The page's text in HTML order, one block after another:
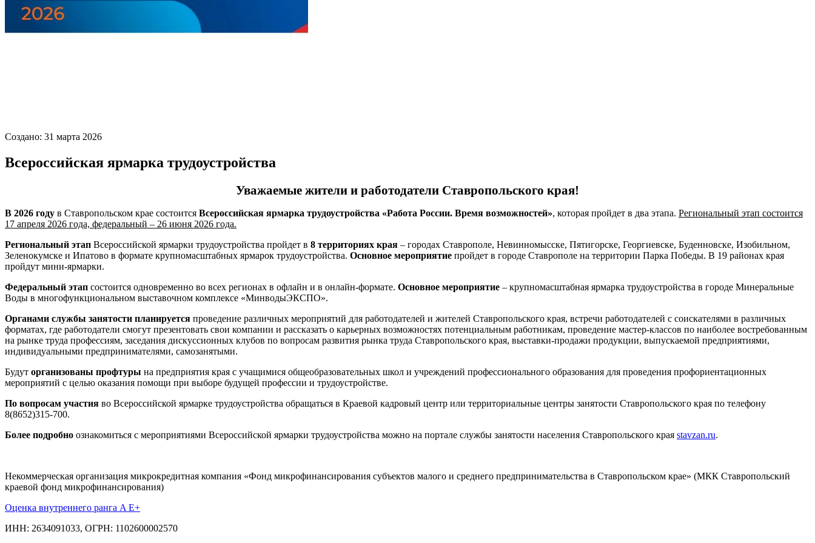
Создано: 31 марта 2026
Всероссийская ярмарка трудоустройства
Уважаемые жители и работодатели Ставропольского края!
В 2026 году в Ставропольском крае состоится Всероссийская ярмарка трудоустройства «Работа России. Время возможностей», которая пройдет в два этапа. Региональный этап состоится
17 апреля 2026 года, федеральный – 26 июня 2026 года.
Региональный этап Всероссийской ярмарки трудоустройства пройдет в 8 территориях края – городах Ставрополе, Невинномысске, Пятигорске, Георгиевске, Буденновске, Изобильном,
Зеленокумске и Ипатово в формате крупномасштабных ярмарок трудоустройства. Основное мероприятие пройдет в городе Ставрополе на территории Парка Победы. В 19 районах края
пройдут мини-ярмарки.
Федеральный этап состоится одновременно во всех регионах в офлайн и в онлайн-формате. Основное мероприятие – крупномасштабная ярмарка трудоустройства в городе Минеральные
Воды в многофункциональном выставочном комплексе «МинводыЭКСПО».
Органами службы занятости планируется проведение различных мероприятий для работодателей и жителей Ставропольского края, встречи работодателей с соискателями в различных
форматах, где работодатели смогут презентовать свои компании и рассказать о карьерных возможностях потенциальным работникам, проведение мастер-классов по наиболее востребованным
на рынке труда профессиям, заседания дискуссионных клубов по вопросам развития рынка труда Ставропольского края, выставки-продажи продукции, выпускаемой предприятиями,
индивидуальными предпринимателями, самозанятыми.
Будут организованы профтуры на предприятия края с учащимися общеобразовательных школ и учреждений профессионального образования для проведения профориентационных
мероприятий с целью оказания помощи при выборе будущей профессии и трудоустройстве.
По вопросам участия во Всероссийской ярмарке трудоустройства обращаться в Краевой кадровый центр или территориальные центры занятости Ставропольского края по телефону
8(8652)315-700.
Более подробно ознакомиться с мероприятиями Всероссийской ярмарки трудоустройства можно на портале службы занятости населения Ставропольского края stavzan.ru.
Некоммерческая организация микрокредитная компания «Фонд микрофинансирования субъектов малого и среднего предпринимательства в Ставропольском крае» (МКК Ставропольский
краевой фонд микрофинансирования)
Оценка внутреннего ранга A E+
ИНН: 2634091033, ОГРН: 1102600002570